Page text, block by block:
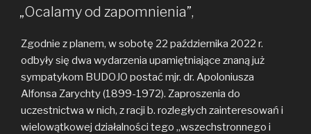
ON
„Ocalamy od zapomnienia”,
Zgodnie z planem, w sobotę 22 października 2022 r.
odbyły się dwa wydarzenia upamiętniające znaną już
sympatykom BUDOJO postać mjr. dr. Apoloniusza
Alfonsa Zarychty (1899-1972). Zaproszenia do
uczestnictwa w nich, z racji b. rozległych zainteresowań i
wielowątkowej działalności tego „wszechstronnego i